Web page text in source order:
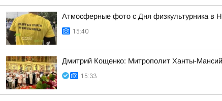
Атмосферные фото с Дня физкультурника в
15:40
Дмитрий Кощенко: Митрополит Ханты-
15:33